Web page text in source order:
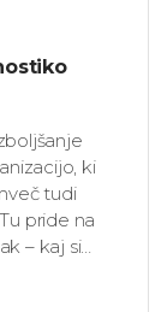
ki
tudi
pride na
– kaj si